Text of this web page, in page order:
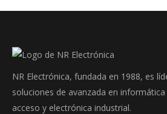
NR Electrónica, fundada en 1988, es
soluciones de avanzada en
acceso y electrónica industrial.